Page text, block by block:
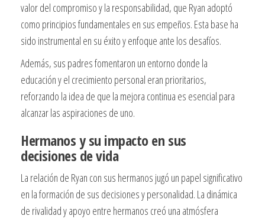
valor del compromiso y la responsabilidad, que Ryan adoptó
como principios fundamentales en sus empeños. Esta base ha
sido instrumental en su éxito y enfoque ante los desafíos.
Además, sus padres fomentaron un entorno donde la
educación y el crecimiento personal eran prioritarios,
reforzando la idea de que la mejora continua es esencial para
alcanzar las aspiraciones de uno.
Hermanos y su impacto en sus
decisiones de vida
La relación de Ryan con sus hermanos jugó un papel significativo
en la formación de sus decisiones y personalidad. La dinámica
de rivalidad y apoyo entre hermanos creó una atmósfera